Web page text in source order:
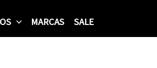
MARCAS SALE